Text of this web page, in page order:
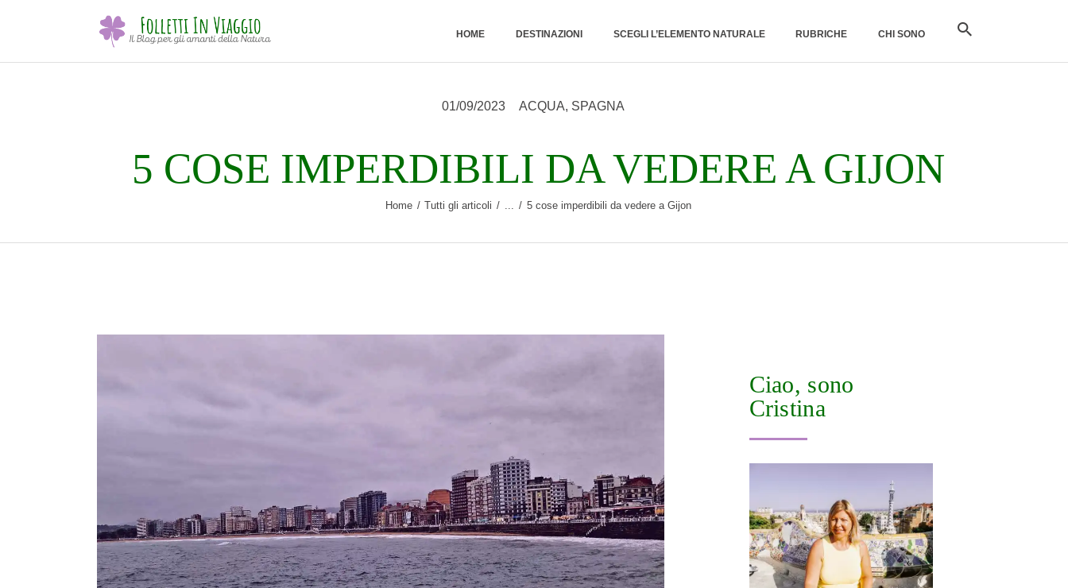
HOME DESTINAZIONI SCEGLI L’ELEMENTO NATURALE RUBRICHE CHI SONO
01/09/2023 ACQUA, SPAGNA
5 COSE IMPERDIBILI DA VEDERE A GIJON
Home Tutti gli articoli ... 5 cose imperdibili da vedere a Gijon
HOME
DESTINAZIONI
SCEGLI
L’ELEMENTO
NATURALE
Ciao, sono
Cristina